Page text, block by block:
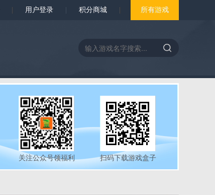
用户登录 积分商城 所有游戏
关注公众号领福利 扫码下载游戏盒子